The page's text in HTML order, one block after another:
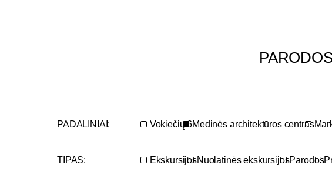
PADALINIAI: Vokiečių 6Medinės architektūros centras
TIPAS: EkskursijosNuolatinės ekskursijosParodos